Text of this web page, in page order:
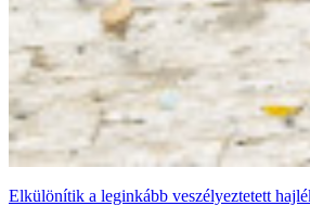
Elkülönítik a leginkább veszélyeztetett